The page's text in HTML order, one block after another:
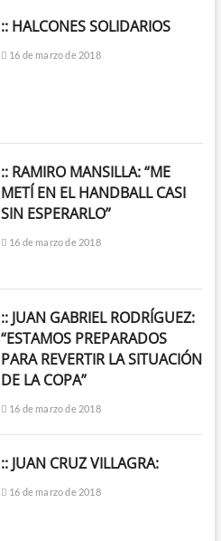
:: HALCONES SOLIDARIOS
16 de marzo de 2018
:: RAMIRO MANSILLA: “ME
METÍ EN EL HANDBALL CASI
SIN ESPERARLO”
16 de marzo de 2018
:: JUAN GABRIEL RODRÍGUEZ:
“ESTAMOS PREPARADOS
PARA REVERTIR LA SITUACIÓN
DE LA COPA”
16 de marzo de 2018
:: JUAN CRUZ VILLAGRA:
16 de marzo de 2018